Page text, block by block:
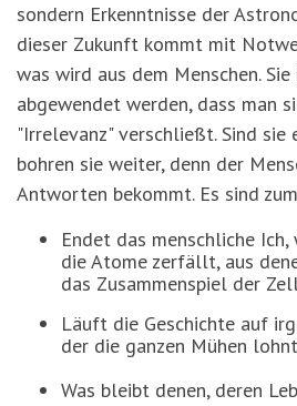
sondern Erkenntnisse der
dieser Zukunft kommt mit
was wird aus dem Menschen.
abgewendet werden, dass man
"Irrelevanz" verschließt. Sind
bohren sie weiter, denn der
Antworten bekommt. Es sind
Endet das menschliche Ich,
die Atome zerfällt, aus
das Zusammenspiel der
Läuft die Geschichte auf
der die ganzen Mühen
Was bleibt denen, deren